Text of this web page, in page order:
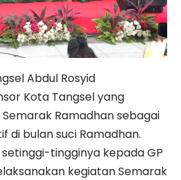
Abdul Rosyid
Kota Tangsel yang
Ramadhan sebagai
di bulan suci Ramadhan.
tingginya kepada GP
kegiatan Semarak